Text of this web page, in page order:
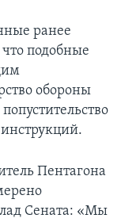
ранее
подобные
обороны
Пентагона
Сената: «Мы